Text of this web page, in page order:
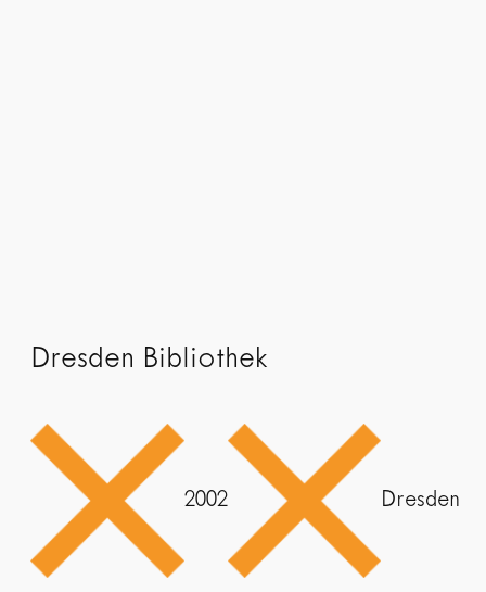
Dresden Bibliothek
2002 Dresden